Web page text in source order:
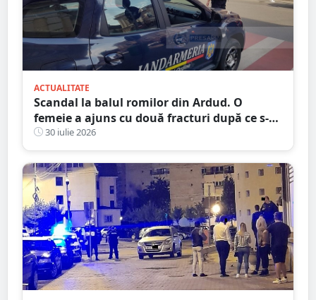
ACTUALITATE
Scandal la balul romilor din Ardud. O
femeie a ajuns cu două fracturi după ce s-a
interpus într-o bătaie
30 iulie 2026